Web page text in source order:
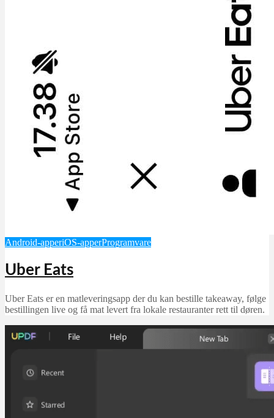
Android-apperiOS-apperProgramvare
Uber Eats
Uber Eats er en matleveringsapp der du kan bestille takeaway, følge
bestillingen live og få mat levert fra lokale restauranter rett til døren.